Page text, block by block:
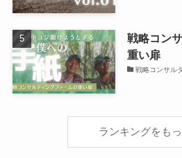
戦略コン
重い扉
戦略コンサル
ランキングをも